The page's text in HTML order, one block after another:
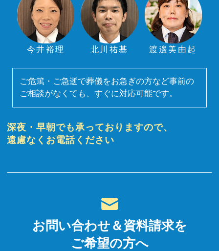
今井裕理 北川祐基 渡邉美由起
ご危篤・ご急逝で葬儀をお急ぎの方など事前の
ご相談がなくても、すぐに対応可能です。
深夜・早朝でも承っておりますので、
遠慮なくお電話ください
お問い合わせ＆資料請求を
ご希望の方へ